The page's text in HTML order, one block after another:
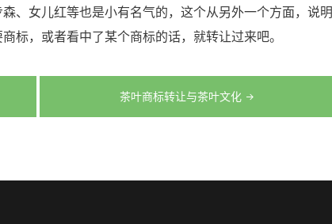
、女儿红等也是小有名气的，这个从另外一个方面，说明
标，或者看中了某个商标的话，就转让过来吧。
茶叶商标转让与茶叶文化